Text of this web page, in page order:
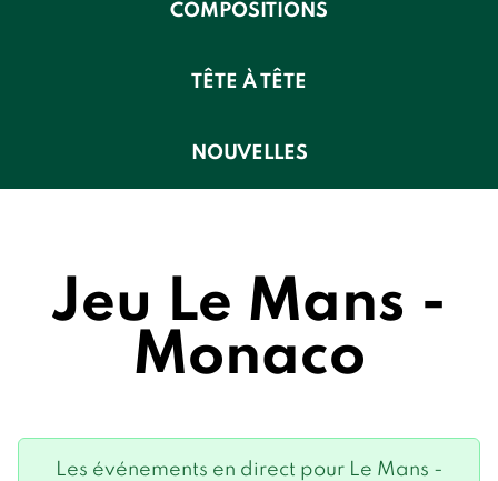
COMPOSITIONS
TÊTE À TÊTE
NOUVELLES
Jeu Le Mans -
Monaco
Les événements en direct pour Le Mans -